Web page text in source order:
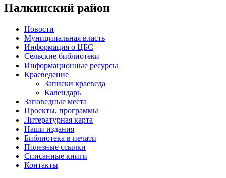
Палкинский район
Новости
Муниципальная власть
Информация о ЦБС
Сельские библиотеки
Информационные ресурсы
Краеведение
Записки краеведа
Календарь
Заповедные места
Проекты, программы
Литературная карта
Наши издания
Библиотека в печати
Полезные ссылки
Списанные книги
Контакты